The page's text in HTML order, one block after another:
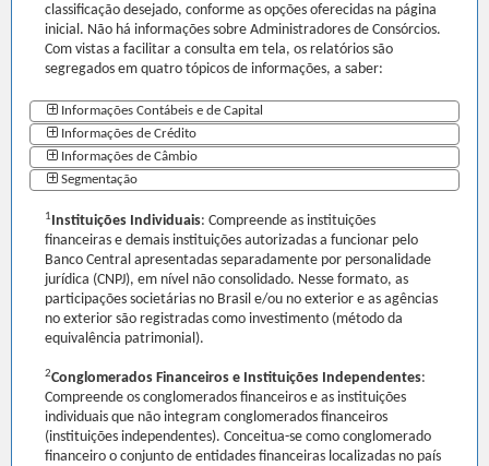
classificação desejado, conforme as opções oferecidas na página
inicial. Não há informações sobre Administradores de Consórcios.
Com vistas a facilitar a consulta em tela, os relatórios são
segregados em quatro tópicos de informações, a saber:
Informações Contábeis e de Capital
Informações de Crédito
Informações de Câmbio
Segmentação
1Instituições Individuais: Compreende as instituições
financeiras e demais instituições autorizadas a funcionar pelo
Banco Central apresentadas separadamente por personalidade
jurídica (CNPJ), em nível não consolidado. Nesse formato, as
participações societárias no Brasil e/ou no exterior e as agências
no exterior são registradas como investimento (método da
equivalência patrimonial).
2Conglomerados Financeiros e Instituições Independentes:
Compreende os conglomerados financeiros e as instituições
individuais que não integram conglomerados financeiros
(instituições independentes). Conceitua-se como conglomerado
financeiro o conjunto de entidades financeiras localizadas no país